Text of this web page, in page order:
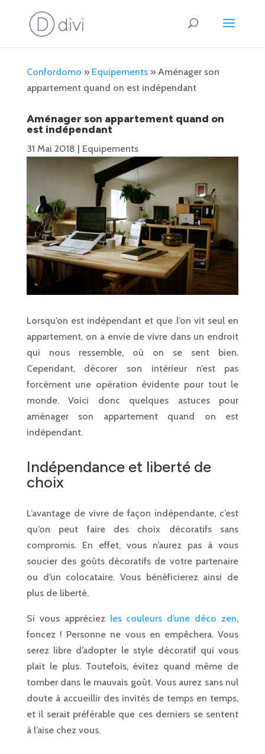
Confordomo » Equipements» Aménager son
appartement quand on est indépendant
Aménager son appartement quand on
est indépendant
31 Mai 2018 | Equipements
Lorsqu’on est indépendant et que l’on vit seul en
appartement, on a envie de vivre dans un endroit
qui nous ressemble, où on se sent bien.
Cependant, décorer son intérieur n’est pas
forcément une opération évidente pour tout le
monde. Voici donc quelques astuces pour
aménager son appartement quand on est
indépendant.
Indépendance et liberté de
choix
L’avantage de vivre de façon indépendante, c’est
qu’on peut faire des choix décoratifs sans
compromis. En effet, vous n’aurez pas à vous
soucier des goûts décoratifs de votre partenaire
ou d’un colocataire. Vous bénéficierez ainsi de
plus de liberté.
Si vous appréciez les couleurs d’une déco zen,
foncez ! Personne ne vous en empêchera. Vous
serez libre d’adopter le style décoratif qui vous
plait le plus. Toutefois, évitez quand même de
tomber dans le mauvais goût. Vous aurez sans nul
doute à accueillir des invités de temps en temps,
et il serait préférable que ces derniers se sentent
à l’aise chez vous.